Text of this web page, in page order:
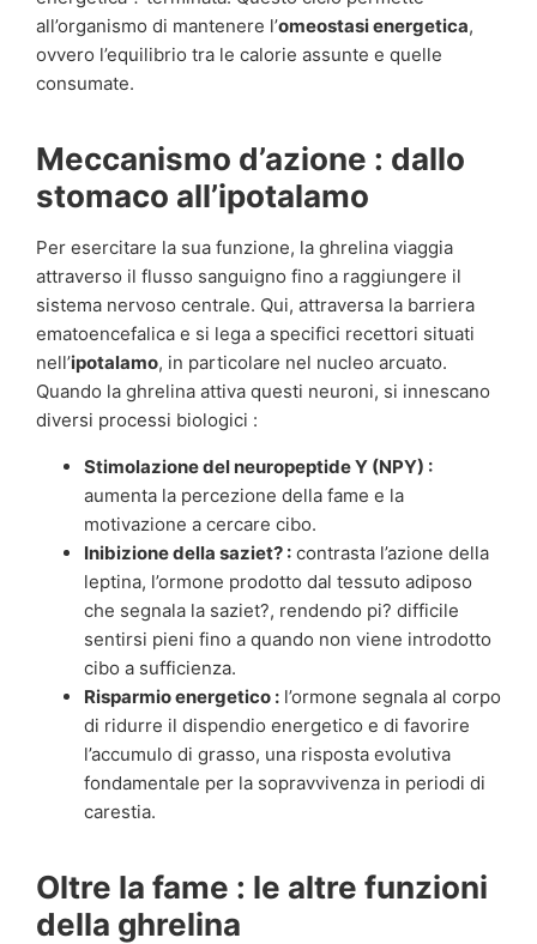
all’organismo di mantenere l’omeostasi energetica,
ovvero l’equilibrio tra le calorie assunte e quelle
consumate.
Meccanismo d’azione : dallo
stomaco all’ipotalamo
Per esercitare la sua funzione, la ghrelina viaggia
attraverso il flusso sanguigno fino a raggiungere il
sistema nervoso centrale. Qui, attraversa la barriera
ematoencefalica e si lega a specifici recettori situati
nell’ipotalamo, in particolare nel nucleo arcuato.
Quando la ghrelina attiva questi neuroni, si innescano
diversi processi biologici :
Stimolazione del neuropeptide Y (NPY) :
aumenta la percezione della fame e la
motivazione a cercare cibo.
Inibizione della saziet? : contrasta l’azione della
leptina, l’ormone prodotto dal tessuto adiposo
che segnala la saziet?, rendendo pi? difficile
sentirsi pieni fino a quando non viene introdotto
cibo a sufficienza.
Risparmio energetico : l’ormone segnala al corpo
di ridurre il dispendio energetico e di favorire
l’accumulo di grasso, una risposta evolutiva
fondamentale per la sopravvivenza in periodi di
carestia.
Oltre la fame : le altre funzioni
della ghrelina